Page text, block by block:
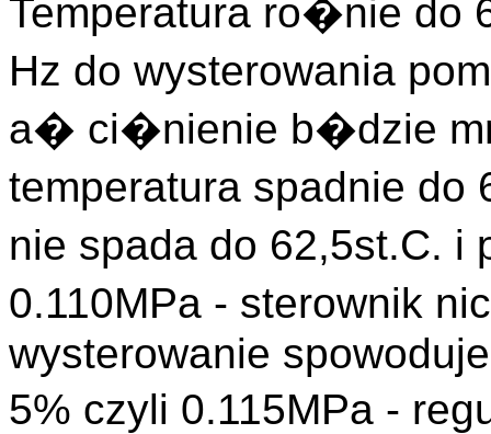
Temperatura ro�nie do
Hz do wysterowania
a� ci�nienie b�dzie
temperatura spadnie
nie spada do 62,5st.C.
0.110MPa - sterownik
wysterowanie
5% czyli 0.115MPa -